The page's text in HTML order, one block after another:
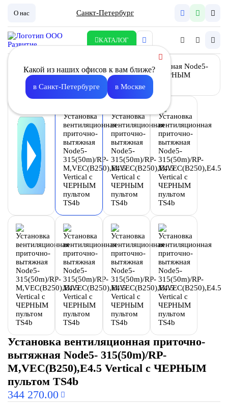
О нас Санкт-Петербург
КАТАЛОГ
Какой из наших офисов к вам ближе?
в Санкт-Петербурге в Москве
Установка вентиляционная приточно-
вытяжная Node5- 315(50m)/RP-
M,VEC(B250),E4.5 Vertical с ЧЕРНЫМ
пультом TS4b
344 270.00